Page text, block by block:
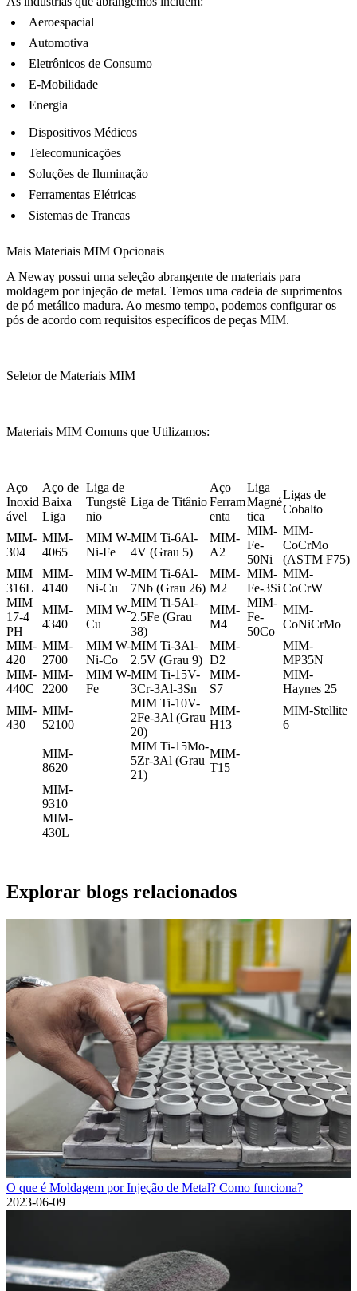
Aeroespacial
Automotiva
Eletrônicos de Consumo
E-Mobilidade
Energia
Dispositivos Médicos
Telecomunicações
Soluções de Iluminação
Ferramentas Elétricas
Sistemas de Trancas
Mais Materiais MIM Opcionais
A Neway possui uma seleção abrangente de materiais para
moldagem por injeção de metal. Temos uma cadeia de suprimentos
de pó metálico madura. Ao mesmo tempo, podemos configurar os
pós de acordo com requisitos específicos de peças MIM.
Seletor de Materiais MIM
Materiais MIM Comuns que Utilizamos:
Aço
Inoxid
ável
Aço de
Baixa
Liga
Liga de
Tungstê
nio
Liga de Titânio
Aço
Ferram
enta
Liga
Magné
tica
Ligas de
Cobalto
MIM-
304
MIM-
4065
MIM W-
Ni-Fe
MIM Ti-6Al-
4V (Grau 5)
MIM-
A2
MIM-
Fe-
50Ni
MIM-
CoCrMo
(ASTM F75)
MIM
316L
MIM-
4140
MIM W-
Ni-Cu
MIM Ti-6Al-
7Nb (Grau 26)
MIM-
M2
MIM-
Fe-3Si
MIM-
CoCrW
MIM
17-4
PH
MIM-
4340
MIM W-
Cu
MIM Ti-5Al-
2.5Fe (Grau
38)
MIM-
M4
MIM-
Fe-
50Co
MIM-
CoNiCrMo
MIM-
420
MIM-
2700
MIM W-
Ni-Co
MIM Ti-3Al-
2.5V (Grau 9)
MIM-
D2
MIM-
MP35N
MIM-
440C
MIM-
2200
MIM W-
Fe
MIM Ti-15V-
3Cr-3Al-3Sn
MIM-
S7
MIM-
Haynes 25
MIM-
430
MIM-
52100
MIM Ti-10V-
2Fe-3Al (Grau
20)
MIM-
H13
MIM-Stellite
6
MIM-
8620
MIM Ti-15Mo-
5Zr-3Al (Grau
21)
MIM-
T15
MIM-
9310
MIM-
430L
Explorar blogs relacionados
O que é Moldagem por Injeção de Metal? Como funciona?
2023-06-09